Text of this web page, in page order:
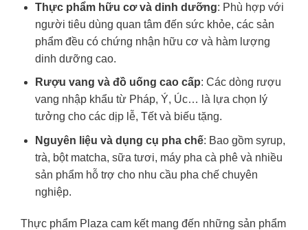
Thực phẩm hữu cơ và dinh dưỡng: Phù hợp với
người tiêu dùng quan tâm đến sức khỏe, các sản
phẩm đều có chứng nhận hữu cơ và hàm lượng
dinh dưỡng cao.
Rượu vang và đồ uống cao cấp: Các dòng rượu
vang nhập khẩu từ Pháp, Ý, Úc… là lựa chọn lý
tưởng cho các dịp lễ, Tết và biếu tặng.
Nguyên liệu và dụng cụ pha chế: Bao gồm syrup,
trà, bột matcha, sữa tươi, máy pha cà phê và nhiều
sản phẩm hỗ trợ cho nhu cầu pha chế chuyên
nghiệp.
Thực phẩm Plaza cam kết mang đến những sản phẩm